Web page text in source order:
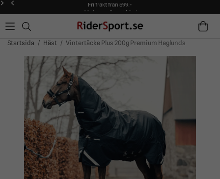
90 dagars öppet köp!
Fri frakt från 599:-
Startsida / Häst / Vintertäcke Plus 200g Premium Haglunds